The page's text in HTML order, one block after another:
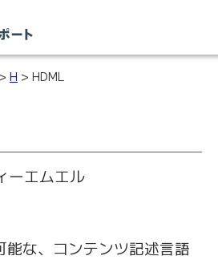
> H > HDML
ーエムエル
能な、コンテンツ記述言語